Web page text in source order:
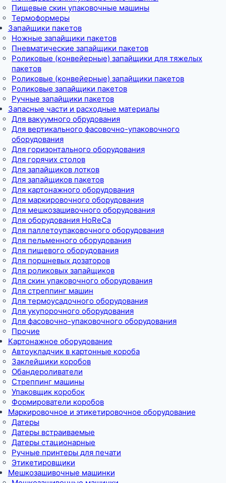
Пищевые скин упаковочные машины
Термоформеры
Запайщики пакетов
Ножные запайщики пакетов
Пневматические запайщики пакетов
Роликовые (конвейерные) запайщики для тяжелых
пакетов
Роликовые (конвейерные) запайщики пакетов
Роликовые запайщики пакетов
Ручные запайщики пакетов
Запасные части и расходные материалы
Для вакуумного обрудования
Для вертикального фасовочно-упаковочного
оборудования
Для горизонтального оборудования
Для горячих столов
Для запайщиков лотков
Для запайщиков пакетов
Для картонажного оборудования
Для маркировочного оборудования
Для мешкозашивочного оборудования
Для оборудования HoReCa
Для паллетоупаковочного оборудования
Для пельменного оборудования
Для пищевого оборудования
Для поршневых дозаторов
Для роликовых запайщиков
Для скин упаковочного оборудования
Для стреппинг машин
Для термоусадочного оборудования
Для укупорочного оборудования
Для фасовочно-упаковочного оборудования
Прочие
Картонажное оборудование
Автоукладчик в картонные короба
Заклейщики коробов
Обандероливатели
Стреппинг машины
Упаковщик коробок
Формирователи коробов
Маркировочное и этикетировочное оборудование
Датеры
Датеры встраиваемые
Датеры стационарные
Ручные принтеры для печати
Этикетировщики
Мешкозашивочные машинки